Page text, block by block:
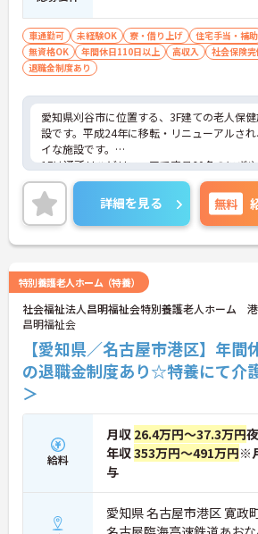
車通勤可 未経験OK 寮・借り上げ 住宅手当・補助
無資格OK
年間休日110日以上 高収入 社会保険
退職金制度あり
愛知県刈谷市に位置する、3F建ての老人保
設です。平成24年に移転・リニューアルさ
イな施設です。
1Fは通所リハビリフロアで定員60名のにぎ
ロアです。プレイスペースとリハビリスペー
グニサイズや脳トレなどをします。2F・3Fが
ペースとなっており、2Fが認知床フロア（40
3Fが一般フロア (60床)です。
介護ロボットの導入、電子カルテの導入見込
取り入れている施設です。また、在宅復帰に
らを入れており、明るく活気のある職場です。
風通しの良い職場なので、目安箱などを通
の意見が反映されやすくなっております。
少しでも興味をお持ちの方は、お電話にて詳
伝え致しますのでお気軽にお問い合わせ下
詳細を見る 無料
特別養護老人ホーム（特養）
社会福祉法人昌明福祉会特別養護老人ホーム
昌明福祉会
【愛知県／名古屋市港区】年
の退職金制度あり☆特養にて介
＞
給料
月収 26.4万円～37.3万円
年収353万円～491万円※
与
愛知県 名古屋市港区 寛政